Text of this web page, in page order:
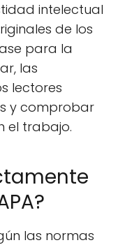
intelectual
de los
para la
las
lectores
y comprobar
el trabajo.
las normas